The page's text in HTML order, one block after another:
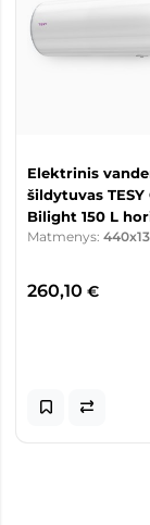
Elektrinis
šildytuvas TESY
Bilight 150 L
Matmenys:
260,10 €